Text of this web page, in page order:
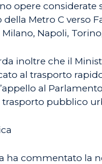
opere considerate
Metro C verso
Napoli,
inoltre che il
al trasporto
al
pubblico
ha commentato la